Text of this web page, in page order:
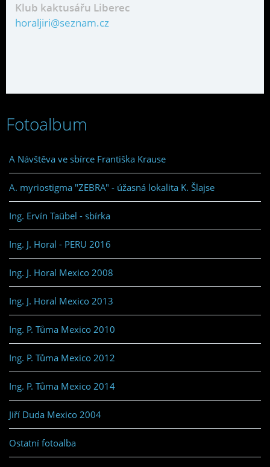
Klub kaktusářu Liberec
horaljiri@seznam.cz
Fotoalbum
A Návštěva ve sbírce Františka Krause
A. myriostigma "ZEBRA" - úžasná lokalita K. Šlajse
Ing. Ervín Taübel - sbírka
Ing. J. Horal - PERU 2016
Ing. J. Horal Mexico 2008
Ing. J. Horal Mexico 2013
Ing. P. Tůma Mexico 2010
Ing. P. Tůma Mexico 2012
Ing. P. Tůma Mexico 2014
Jiří Duda Mexico 2004
Ostatní fotoalba